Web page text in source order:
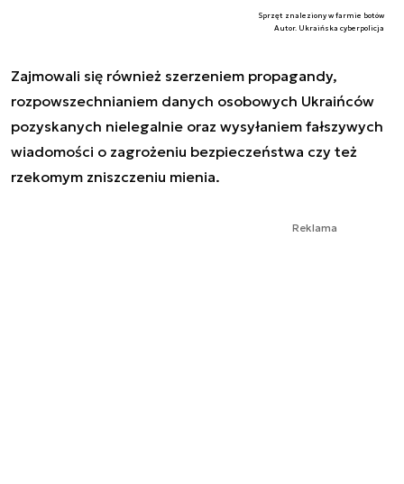
Sprzęt znaleziony w farmie botów
Autor. Ukraińska cyberpolicja
Zajmowali się również szerzeniem propagandy,
rozpowszechnianiem danych osobowych Ukraińców
pozyskanych nielegalnie oraz wysyłaniem fałszywych
wiadomości o zagrożeniu bezpieczeństwa czy też
rzekomym zniszczeniu mienia.
Reklama